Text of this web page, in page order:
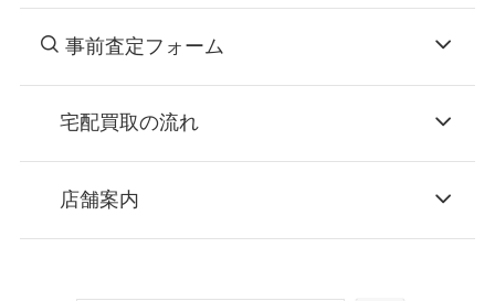
事前査定フォーム
宅配買取の流れ
お申込み
店舗案内